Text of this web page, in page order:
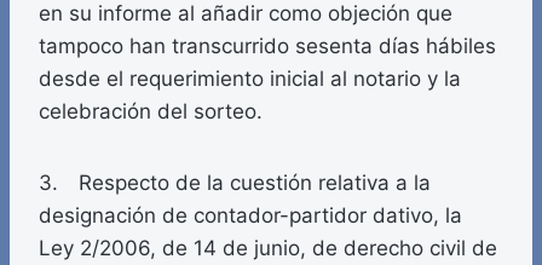
en su informe al añadir como objeción que
tampoco han transcurrido sesenta días hábiles
desde el requerimiento inicial al notario y la
celebración del sorteo.
3. Respecto de la cuestión relativa a la
designación de contador-partidor dativo, la
Ley 2/2006, de 14 de junio, de derecho civil de